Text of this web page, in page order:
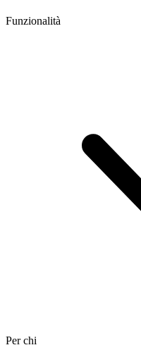
Funzionalità
Per chi